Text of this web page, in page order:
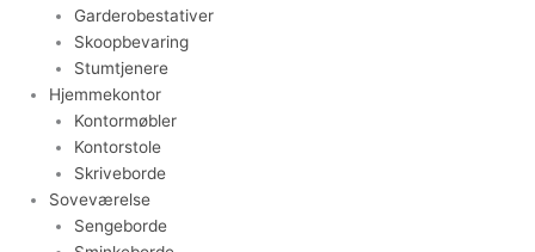
Garderobestativer
Skoopbevaring
Stumtjenere
Hjemmekontor
Kontormøbler
Kontorstole
Skriveborde
Soveværelse
Sengeborde